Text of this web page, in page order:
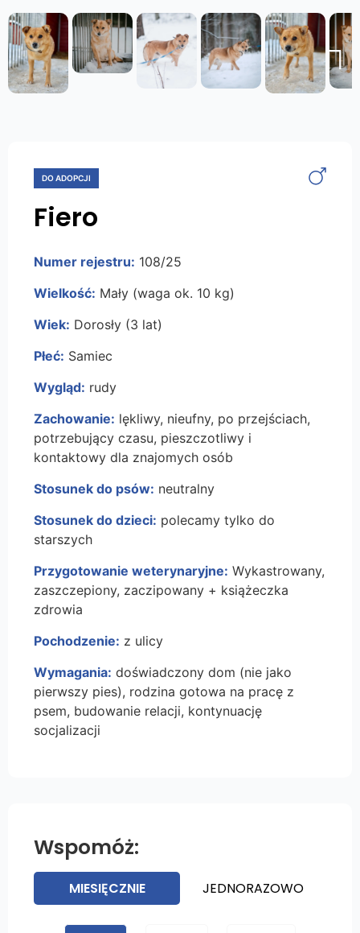
Next
DO ADOPCJI
Fiero
Numer rejestru: 108/25
Wielkość: Mały (waga ok. 10 kg)
Wiek: Dorosły (3 lat)
Płeć: Samiec
Wygląd: rudy
Zachowanie: lękliwy, nieufny, po przejściach,
potrzebujący czasu, pieszczotliwy i
kontaktowy dla znajomych osób
Stosunek do psów: neutralny
Stosunek do dzieci: polecamy tylko do
starszych
Przygotowanie weterynaryjne: Wykastrowany,
zaszczepiony, zaczipowany + książeczka
zdrowia
Pochodzenie: z ulicy
Wymagania: doświadczony dom (nie jako
pierwszy pies), rodzina gotowa na pracę z
psem, budowanie relacji, kontynuację
socjalizacji
Wspomóż:
MIESIĘCZNIE JEDNORAZOWO